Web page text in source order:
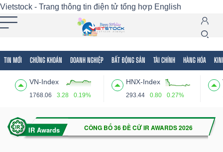
Vietstock - Trang thông tin điện tử tổng hợp English
TIN MỚI CHỨNG KHOÁN DOANH NGHIỆP BẤT ĐỘNG SẢN TÀI CHÍNH HÀNG HÓA
VN-Index
1768.06 3.28 0.19%
HNX-Index
293.44 0.80 0.27%
Tất cả Tính năng Ngành Mã chứng khoán
Tính
(-)
VIETSTOCK